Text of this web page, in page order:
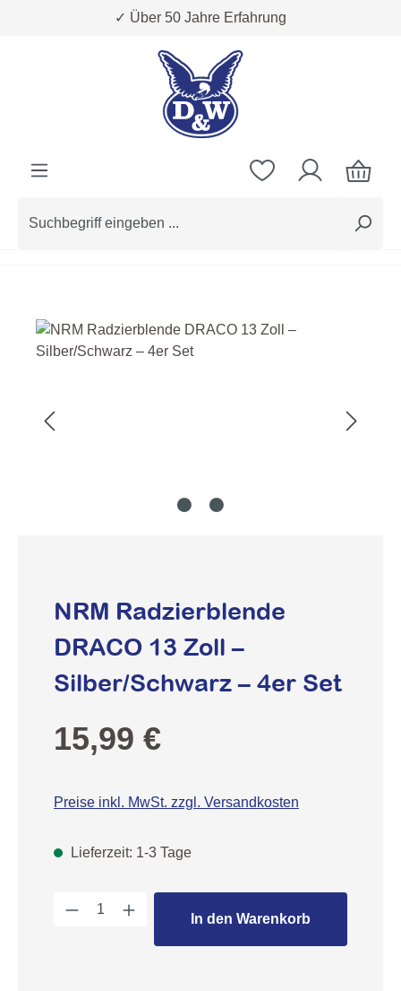
Zum Hauptinhalt springen✓ Über 50 Jahre Erfahrung
Bildergalerie überspringen
NRM Radzierblende
DRACO 13 Zoll –
Silber/Schwarz – 4er Set
Regulärer Preis:
15,99 €
Preise inkl. MwSt. zzgl. Versandkosten
Lieferzeit: 1-3 Tage
Produkt Anzahl: Gib den
In den Warenkorb